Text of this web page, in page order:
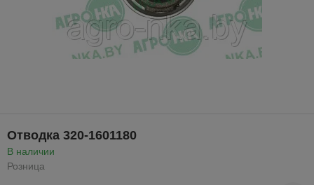
Отводка 320-1601180
В наличии
Розница